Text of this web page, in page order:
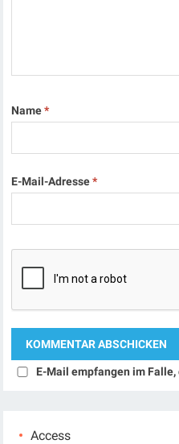
Name*
E-Mail-Adresse*
E-Mail empfangen im
Access